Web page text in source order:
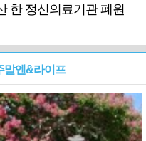
한 정신의료기관 폐원
말엔&라이프